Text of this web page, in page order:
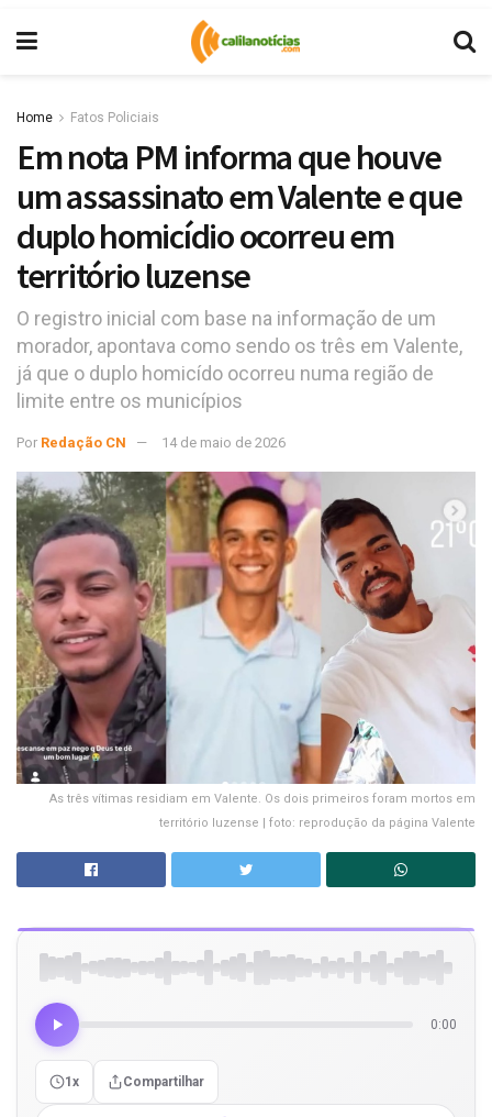
Home Fatos Policiais
Em nota PM informa que houve
um assassinato em Valente e que
duplo homicídio ocorreu em
território luzense
O registro inicial com base na informação de um
morador, apontava como sendo os três em Valente,
já que o duplo homicído ocorreu numa região de
limite entre os municípios
Por Redação CN 14 de maio de 2026
As três vítimas residiam em Valente. Os dois primeiros foram mortos em
território luzense | foto: reprodução da página Valente
0:00
1x Compartilhar